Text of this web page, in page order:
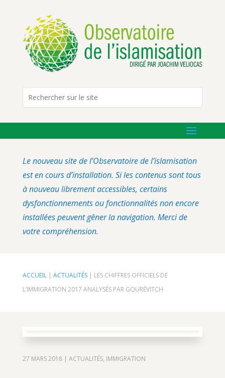
Le nouveau site de l’Observatoire de l’islamisation
est en cours d’installation. Si les contenus sont tous
à nouveau librement accessibles, certains
dysfonctionnements ou fonctionnalités non encore
installées peuvent gêner la navigation. Merci de
votre compréhension.
ACCUEIL| ACTUALITÉS| LES CHIFFRES OFFICIELS DE
L’IMMIGRATION 2017 ANALYSÉS PAR GOURÉVITCH
27 MARS 2018| ACTUALITÉS, IMMIGRATION